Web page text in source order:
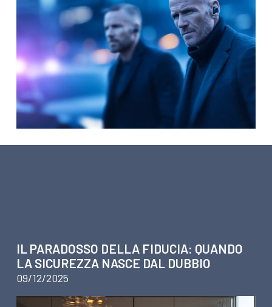
IL PARADOSSO DELLA FIDUCIA: QUANDO
LA SICUREZZA NASCE DAL DUBBIO
09/12/2025